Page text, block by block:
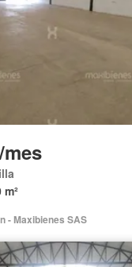
mes
m²
- Maxibienes SAS